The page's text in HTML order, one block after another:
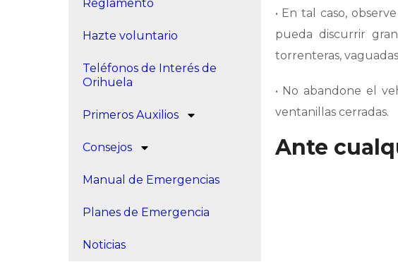
Reglamento
Hazte voluntario
Teléfonos de Interés de
Orihuela
Primeros Auxilios
Consejos
Manual de Emergencias
Planes de Emergencia
Noticias
• En tal caso,
pueda discurrir
torrenteras,
• No abandone el
ventanillas cerradas.
Ante